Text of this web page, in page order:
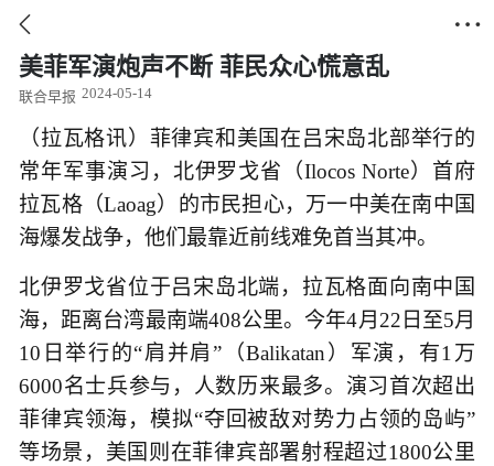
 
美菲军演炮声不断 菲民众心慌意乱
联合早报 2024-05-14
（拉瓦格讯）菲律宾和美国在吕宋岛北部举行的
常年军事演习，北伊罗戈省（Ilocos Norte）首府
拉瓦格（Laoag）的市民担心，万一中美在南中国
海爆发战争，他们最靠近前线难免首当其冲。
北伊罗戈省位于吕宋岛北端，拉瓦格面向南中国
海，距离台湾最南端408公里。今年4月22日至5月
10日举行的“肩并肩”（Balikatan）军演，有1万
6000名士兵参与，人数历来最多。演习首次超出
菲律宾领海，模拟“夺回被敌对势力占领的岛屿”
等场景，美国则在菲律宾部署射程超过1800公里